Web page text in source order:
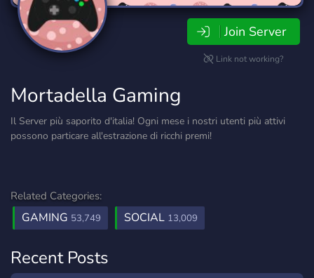
Join Server
Link not working?
Mortadella Gaming
Il Server più saporito d'italia! Ogni mese i nostri utenti più attivi
possono particare all'estrazione di ricchi premi!
Related Categories:
GAMING 53,749 SOCIAL 13,009
Recent Posts